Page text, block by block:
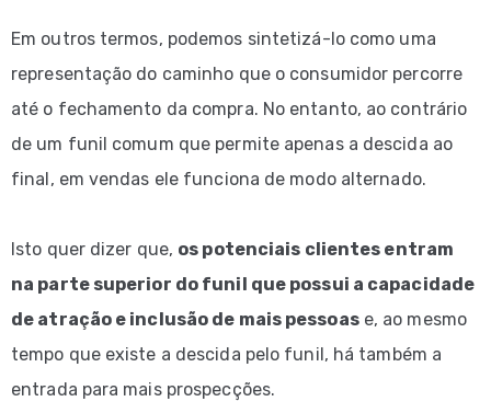
Em outros termos, podemos sintetizá-lo como uma
representação do caminho que o consumidor percorre
até o fechamento da compra. No entanto, ao contrário
de um funil comum que permite apenas a descida ao
final, em vendas ele funciona de modo alternado.
Isto quer dizer que, os potenciais clientes entram
na parte superior do funil que possui a capacidade
de atração e inclusão de mais pessoase, ao mesmo
tempo que existe a descida pelo funil, há também a
entrada para mais prospecções.